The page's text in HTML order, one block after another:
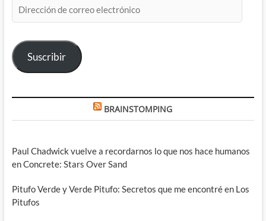
de
electrónico
Suscribir
BRAINSTOMPING
Paul Chadwick vuelve a recordarnos lo que nos hace humanos
en Concrete: Stars Over Sand
Pitufo Verde y Verde Pitufo: Secretos que me encontré en Los
Pitufos